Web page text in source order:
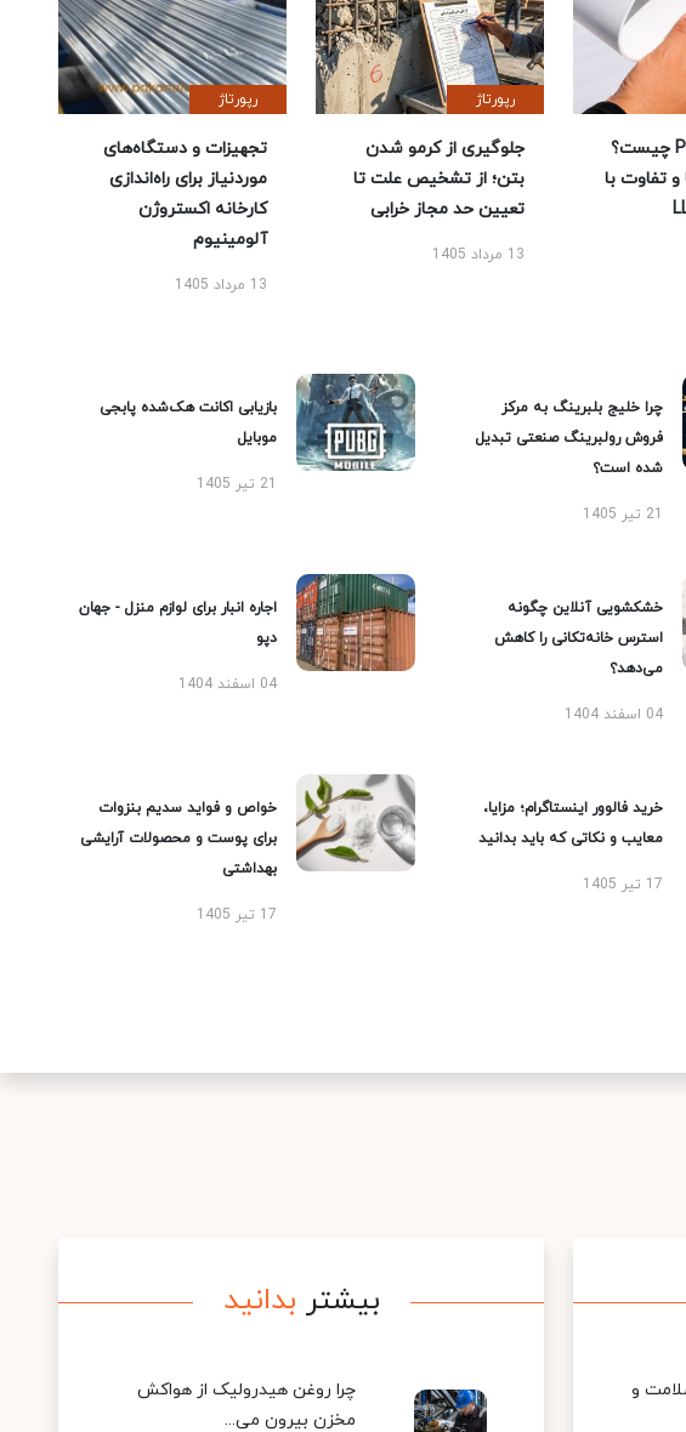
ژئوممبران PVC چیست؟
و تفاوت با
رپورتاژ
جلوگیری از کرمو شدن
بتن؛ از تشخیص علت تا
تعیین حد مجاز خرابی
13 مرداد 1405
رپورتاژ
تجهیزات و دستگاه‌های
موردنیاز برای راه‌اندازی
کارخانه اکستروژن
آلومینیوم
13 مرداد 1405
چرا خلیج بلبرینگ به مرکز
فروش رولبرینگ صنعتی تبدیل
شده است؟
21 تیر 1405
بازیابی اکانت هک‌شده پابجی
موبایل
21 تیر 1405
خشکشویی آنلاین چگونه
استرس خانه‌تکانی را کاهش
می‌دهد؟
04 اسفند 1404
اجاره انبار برای لوازم منزل - جهان
دپو
04 اسفند 1404
خرید فالوور اینستاگرام؛ مزایا،
معایب و نکاتی که باید بدانید
17 تیر 1405
خواص و فواید سدیم بنزوات
برای پوست و محصولات آرایشی
بهداشتی
17 تیر 1405
و
بیشتر بدانید
چرا روغن هیدرولیک از هواکش
مخزن بیرون می...